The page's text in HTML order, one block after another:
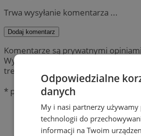
Trwa wysyłanie komentarza ...
Dodaj komentarz
Komentarze są prywatnymi
Wydawca portalu nie ponosi
treść.
* pola obowiązkowe
Najnowsze
Popularne
Odpowiedzialne
danych
My i nasi partnerzy
technologii do
informacji na Twoim